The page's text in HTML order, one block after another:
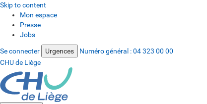
Skip to content
Mon espace
Presse
Jobs
Se connecter Urgences Numéro général :04 323 00 00
CHU de Liège